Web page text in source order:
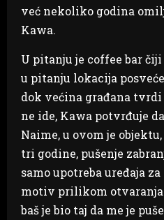
već nekoliko godina
Kawa.
U pitanju je coffee bar
u pitanju lokacija
dok većina građana
ne ide, Kawa potvrđuje
Naime, u ovom je
tri godine, pušenje
samo upotreba uređaja
motiv prilikom
baš je bio taj da me je